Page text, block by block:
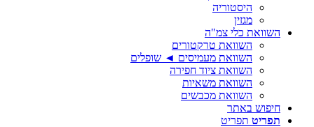
היסטוריה
מגזין
השוואת כלי צמ"ה
השוואת טרקטורים
השוואת מעמיסים ◄ שופלים
השוואת ציוד חפירה
השוואת משאיות
השוואת מכבשים
חיפוש באתר
תפריט תפריט